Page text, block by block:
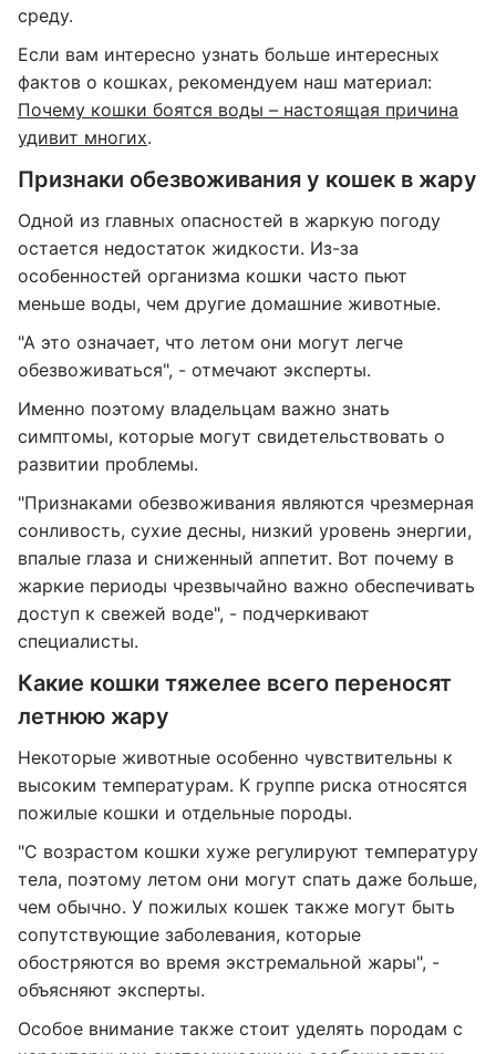
среду.
Если вам интересно узнать больше интересных
фактов о кошках, рекомендуем наш материал:
Почему кошки боятся воды – настоящая причина
удивит многих.
Признаки обезвоживания у кошек в жару
Одной из главных опасностей в жаркую погоду
остается недостаток жидкости. Из-за
особенностей организма кошки часто пьют
меньше воды, чем другие домашние животные.
"А это означает, что летом они могут легче
обезвоживаться", - отмечают эксперты.
Именно поэтому владельцам важно знать
симптомы, которые могут свидетельствовать о
развитии проблемы.
"Признаками обезвоживания являются чрезмерная
сонливость, сухие десны, низкий уровень энергии,
впалые глаза и сниженный аппетит. Вот почему в
жаркие периоды чрезвычайно важно обеспечивать
доступ к свежей воде", - подчеркивают
специалисты.
Какие кошки тяжелее всего переносят
летнюю жару
Некоторые животные особенно чувствительны к
высоким температурам. К группе риска относятся
пожилые кошки и отдельные породы.
"С возрастом кошки хуже регулируют температуру
тела, поэтому летом они могут спать даже больше,
чем обычно. У пожилых кошек также могут быть
сопутствующие заболевания, которые
обостряются во время экстремальной жары", -
объясняют эксперты.
Особое внимание также стоит уделять породам с